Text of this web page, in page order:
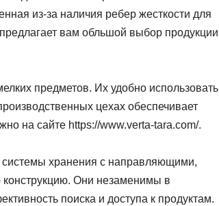
из-за наличия ребер жесткости для
предлагает вам обльшой выбор продукции
предметов. Их удобно использовать
цехах обеспечивает
на сайте https://www.verta-tara.com/.
хранения с направляющими,
конструкцию. Они незаменимы в
поиска и доступа к продуктам.